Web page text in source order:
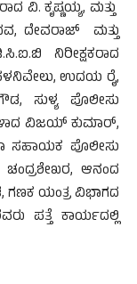
ವಿ. ಕೃಷ್ಣಯ್ಯ,ಮತ್ತು
, ದೇವರಾಜ್ ಮತ್ತು
ನಿರೀಕ್ಷಕರಾದ
,ಉದಯ ರೈ,
,ಸುಳ್ಯ ಪೊಲೀಸು
ವಿಜಯ್ ಕುಮಾರ್,
ಸಹಾಯಕ ಪೊಲೀಸು
,ಆನಂದ
, ಗಣಕ ಯಂತ್ರ ವಿಭಾಗದ
ಪತ್ತೆ ಕಾರ್ಯದಲ್ಲಿ